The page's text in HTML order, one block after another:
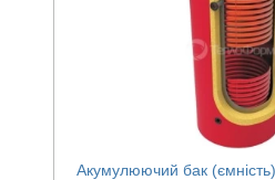
Акумулюючий бак